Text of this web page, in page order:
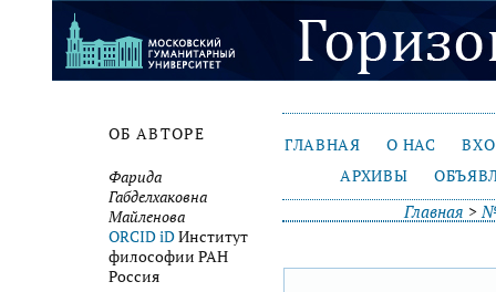
ОБ АВТОРЕ
Фарида
Габделхаковна
Майленова
ORCID iDИнститут
философии РАН
Россия
ГЛАВНАЯ О НАС
АРХИВЫ
Главная >№